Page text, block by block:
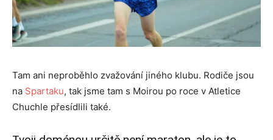
Tam ani neproběhlo zvažování jiného klubu. Rodiče jsou
na Spartaku, tak jsme tam s Moirou po roce v Atletice
Chuchle přesídlili také.